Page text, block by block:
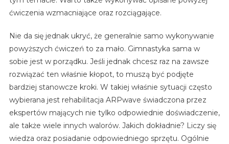
ćwiczenia wzmacniające oraz rozciągające.
Nie da się jednak ukryć, że generalnie samo wykonywanie
powyższych ćwiczeń to za mało. Gimnastyka sama w
sobie jest w porządku. Jeśli jednak chcesz raz na zawsze
rozwiązać ten właśnie kłopot, to muszą być podjęte
bardziej stanowcze kroki. W takiej właśnie sytuacji często
wybierana jest rehabilitacja ARPwave świadczona przez
ekspertów mających nie tylko odpowiednie doświadczenie,
ale także wiele innych walorów. Jakich dokładnie? Liczy się
wiedza oraz posiadanie odpowiedniego sprzętu. Ogólnie